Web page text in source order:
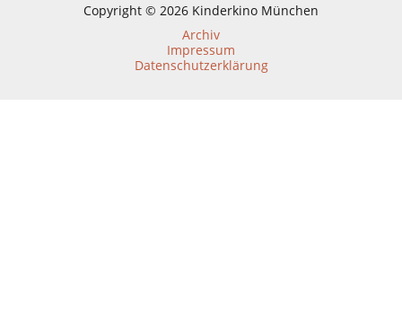
Copyright © 2026 Kinderkino München
Archiv
Impressum
Datenschutzerklärung